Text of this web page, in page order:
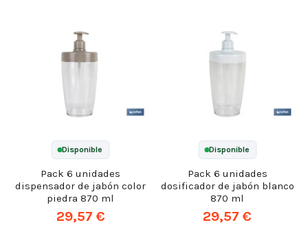
Disponible
Pack 6 unidades
dispensador de jabón color
piedra 870 ml
29,57 €
Disponible
Pack 6 unidades
dosificador de jabón blanco
870 ml
29,57 €